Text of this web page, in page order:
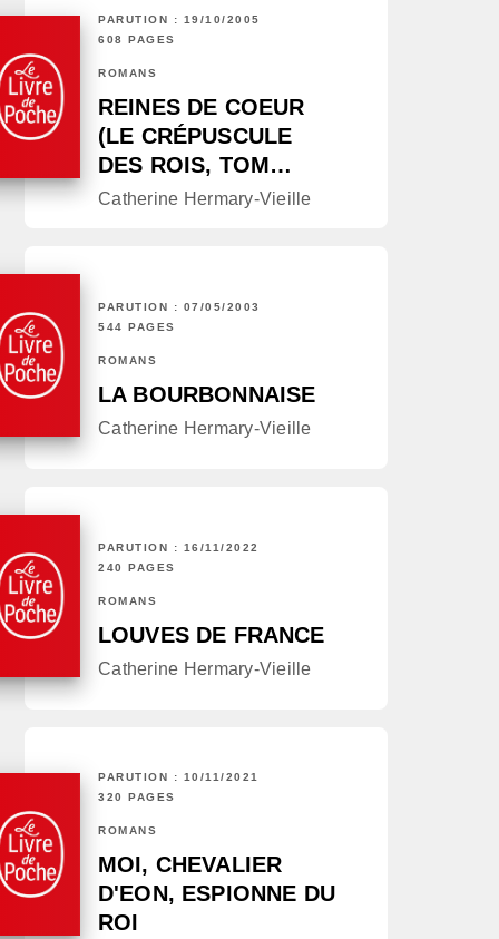
PARUTION : 19/10/2005
608 PAGES
ROMANS
REINES DE COEUR
(LE CRÉPUSCULE
DES ROIS, TOM…
Catherine Hermary-Vieille
PARUTION : 07/05/2003
544 PAGES
ROMANS
LA BOURBONNAISE
Catherine Hermary-Vieille
PARUTION : 16/11/2022
240 PAGES
ROMANS
LOUVES DE FRANCE
Catherine Hermary-Vieille
PARUTION : 10/11/2021
320 PAGES
ROMANS
MOI, CHEVALIER
D'EON, ESPIONNE DU
ROI